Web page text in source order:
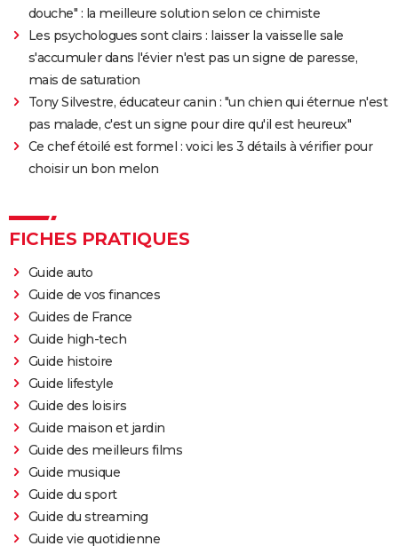
douche" : la meilleure solution selon ce chimiste
Les psychologues sont clairs : laisser la vaisselle sale
s'accumuler dans l'évier n'est pas un signe de paresse,
mais de saturation
Tony Silvestre, éducateur canin : "un chien qui éternue n'est
pas malade, c'est un signe pour dire qu'il est heureux"
Ce chef étoilé est formel : voici les 3 détails à vérifier pour
choisir un bon melon
FICHES PRATIQUES
Guide auto
Guide de vos finances
Guides de France
Guide high-tech
Guide histoire
Guide lifestyle
Guide des loisirs
Guide maison et jardin
Guide des meilleurs films
Guide musique
Guide du sport
Guide du streaming
Guide vie quotidienne